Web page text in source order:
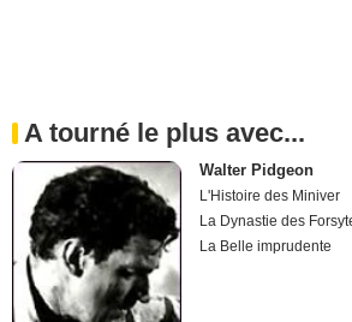
A tourné le plus avec...
Walter Pidgeon
L'Histoire des Miniver
La Dynastie des
La Belle imprudente